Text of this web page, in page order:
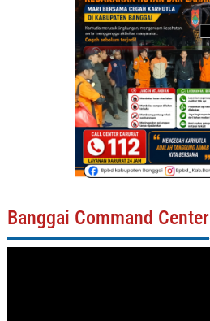
Banggai Command Center